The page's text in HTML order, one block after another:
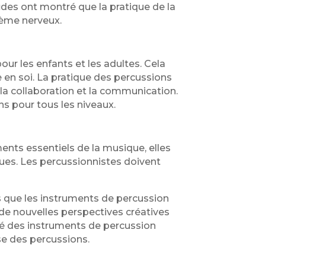
ont montré que la pratique de la
nerveux.
les enfants et les adultes. Cela
soi. La pratique des percussions
collaboration et la communication.
pour tous les niveaux.
essentiels de la musique, elles
Les percussionnistes doivent
les instruments de percussion
nouvelles perspectives créatives
des instruments de percussion
des percussions.